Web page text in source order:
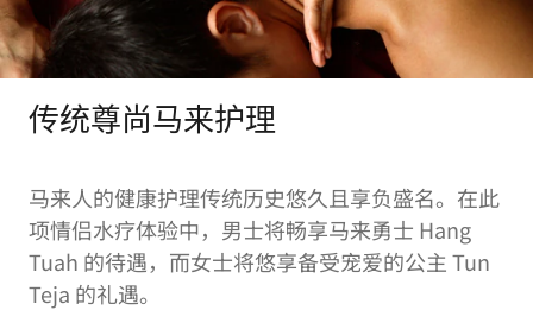
传统尊尚马来护理
马来人的健康护理传统历史悠久且享负盛名。在此
项情侣水疗体验中，男士将畅享马来勇士 Hang
Tuah 的待遇，而女士将悠享备受宠爱的公主 Tun
Teja 的礼遇。